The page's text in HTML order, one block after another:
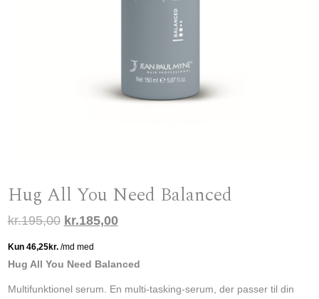
Hug All You Need Balanced
kr.195,00 Den oprindelige pris var: kr.195,00.
kr.185,00Den aktuelle pris er: kr.185,00.
Hug All You Need Balanced
Multifunktionel serum. En multi-tasking-serum, der passer til din